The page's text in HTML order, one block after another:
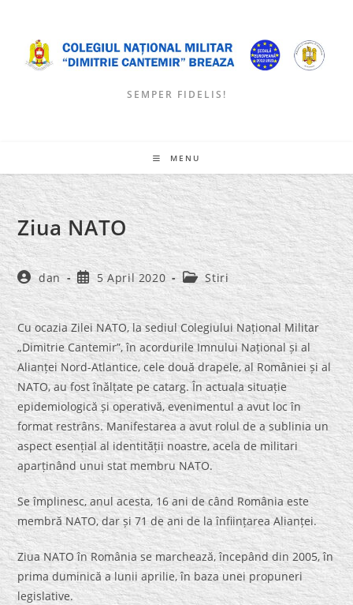
content
SEMPER FIDELIS!
MENU
Ziua NATO
Post
author:
dan
Post
published:
5 April 2020
Post
category:
Stiri
Cu ocazia Zilei NATO, la sediul Colegiului Național Militar
„Dimitrie Cantemir”, în acordurile Imnului Național și al
Alianței Nord-Atlantice, cele două drapele, al României și al
NATO, au fost înălțate pe catarg. În actuala situație
epidemiologică și operativă, evenimentul a avut loc în
format restrâns. Manifestarea a avut rolul de a sublinia un
aspect esențial al identității noastre, acela de militari
aparținând unui stat membru NATO.
Se împlinesc, anul acesta, 16 ani de când România este
membră NATO, dar și 71 de ani de la înființarea Alianței.
Ziua NATO în România se marchează, începând din 2005, în
prima duminică a lunii aprilie, în baza unei propuneri
legislative.